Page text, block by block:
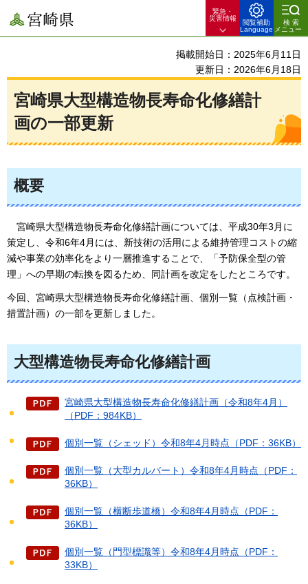
宮崎県
緊急・
災害情報
閲覧補助
Language
検索
メニュー
掲載開始日：2025年6月11日
更新日：2026年6月18日
宮崎県大型構造物長寿命化修繕計
画の一部更新
概要
宮崎県大型構造物長寿命化修繕計画については、平成30年3月に
策定し、令和6年4月には、新技術の活用による維持管理コストの縮
減や事業の効率化をより一層推進することで、「予防保全型の管
理」への早期の転換を図るため、同計画を改定をしたところです。
今回、宮崎県大型構造物長寿命化修繕計画、個別一覧（点検計画・
措置計画）の一部を更新しました。
大型構造物長寿命化修繕計画
宮崎県大型構造物長寿命化修繕計画（令和8年4月）
（PDF：984KB）
個別一覧（シェッド）令和8年4月時点（PDF：36KB）
個別一覧（大型カルバート）令和8年4月時点（PDF：
36KB）
個別一覧（横断歩道橋）令和8年4月時点（PDF：
36KB）
個別一覧（門型標識等）令和8年4月時点（PDF：
33KB）